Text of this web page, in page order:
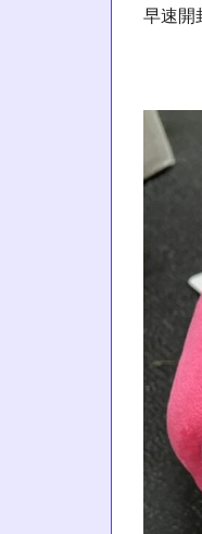
早速開